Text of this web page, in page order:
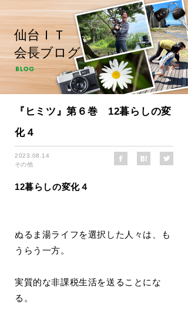
仙台ＩＴ
会長ブログ
『ヒミツ』第６巻 12暮らしの変
化４
2023.08.14
その他
12暮らしの変化４
ぬるま湯ライフを選択した人々は、も
うらう一方。
実質的な非課税生活を送ることにな
る。